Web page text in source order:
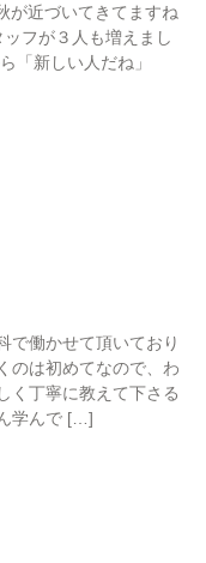
が近づいてきてますね
フが３人も増えまし
「新しい人だね」
で働かせて頂いており
のは初めてなので、わ
く丁寧に教えて下さる
学んで […]